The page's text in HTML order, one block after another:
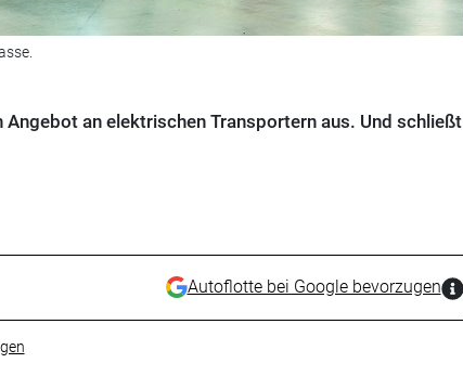
an elektrischen Transportern aus. Und schließt
Autoflotte bei Google bevorzugen